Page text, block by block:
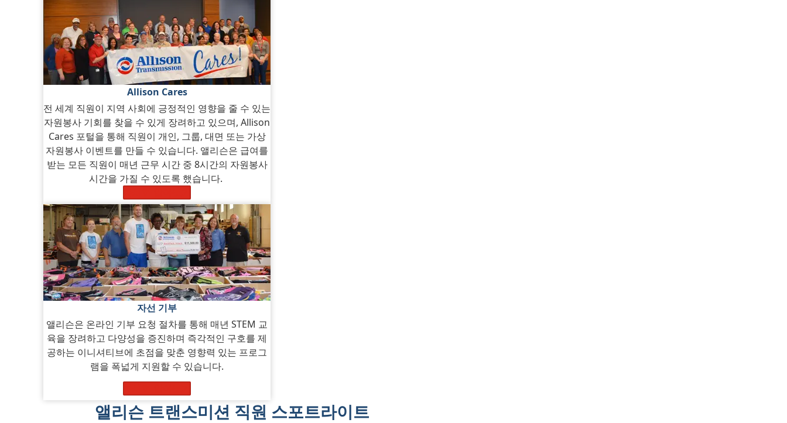
Allison Cares
전 세계 직원이 지역 사회에 긍정적인 영향을 줄 수 있는
자원봉사 기회를 찾을 수 있게 장려하고 있으며, Allison
Cares 포털을 통해 직원이 개인, 그룹, 대면 또는 가상
자원봉사 이벤트를 만들 수 있습니다. 앨리슨은 급여를
받는 모든 직원이 매년 근무 시간 중 8시간의 자원봉사
시간을 가질 수 있도록 했습니다.
자선 기부
앨리슨은 온라인 기부 요청 절차를 통해 매년 STEM 교
육을 장려하고 다양성을 증진하며 즉각적인 구호를 제
공하는 이니셔티브에 초점을 맞춘 영향력 있는 프로그
램을 폭넓게 지원할 수 있습니다.
앨리슨 트랜스미션 직원 스포트라이트